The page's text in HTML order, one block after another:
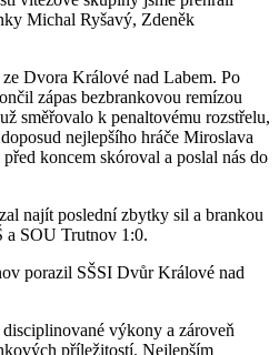
Michal Ryšavý, Zdeněk
Dvora Králové nad Labem. Po
zápas bezbrankovou remízou
směřovalo k penaltovému rozstřelu,
nejlepšího hráče Miroslava
koncem skóroval a poslal nás do
najít poslední zbytky sil a brankou
a SOU Trutnov 1:0.
porazil SŠSI Dvůr Králové nad
výkony a zároveň
příležitostí. Nejlepším